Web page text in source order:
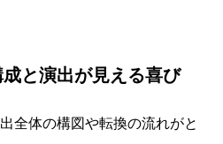
と演出が見える喜び
全体の構図や転換の流れがと